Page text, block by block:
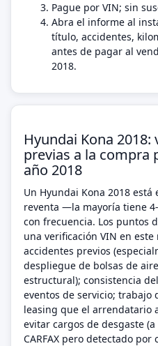
Pague por VIN; sin
Abra el informe al
título, accidentes,
antes de pagar al
2018.
Hyundai Kona
previas a la compra
año 2018
Un Hyundai Kona 2018
reventa —la mayoría tiene
con frecuencia. Los puntos
una verificación VIN en
accidentes previos
despliegue de bolsas de
estructural); consistencia
eventos de servicio; trabajo
leasing que el arrendatario
evitar cargos de desgaste
CARFAX pero detectado